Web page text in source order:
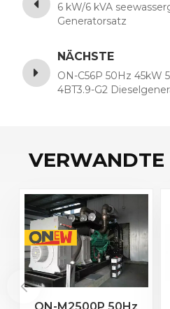
6 kW/6 kVA
Generatorsatz
NÄCHSTE
ON-C56P 50Hz 45kW
4BT3.9-G2
VERWANDTE